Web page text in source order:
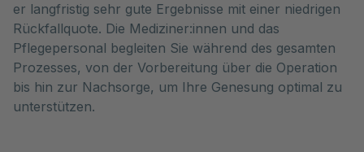
er langfristig sehr gute Ergebnisse mit einer niedrigen
Rückfallquote. Die Mediziner:innen und das
Pflegepersonal begleiten Sie während des gesamten
Prozesses, von der Vorbereitung über die Operation
bis hin zur Nachsorge, um Ihre Genesung optimal zu
unterstützen.